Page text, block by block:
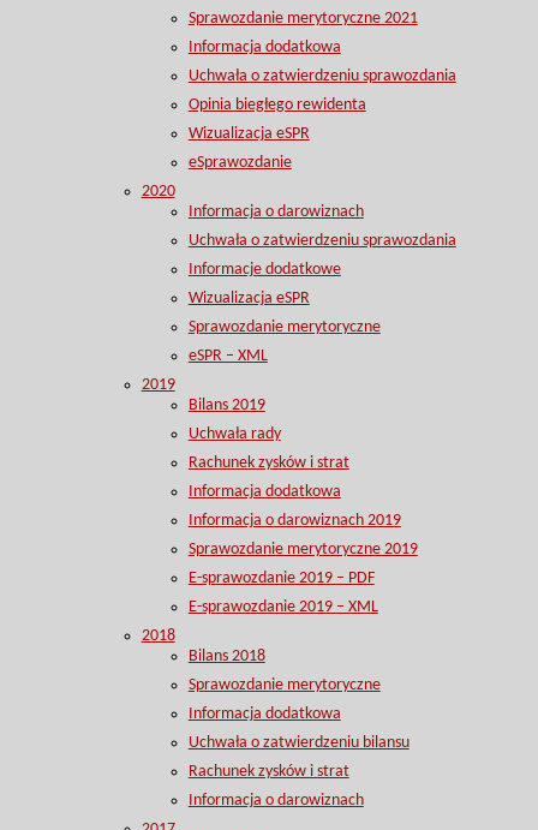
Sprawozdanie merytoryczne 2021
Informacja dodatkowa
Uchwała o zatwierdzeniu sprawozdania
Opinia biegłego rewidenta
Wizualizacja eSPR
eSprawozdanie
2020
Informacja o darowiznach
Uchwała o zatwierdzeniu sprawozdania
Informacje dodatkowe
Wizualizacja eSPR
Sprawozdanie merytoryczne
eSPR – XML
2019
Bilans 2019
Uchwała rady
Rachunek zysków i strat
Informacja dodatkowa
Informacja o darowiznach 2019
Sprawozdanie merytoryczne 2019
E-sprawozdanie 2019 – PDF
E-sprawozdanie 2019 – XML
2018
Bilans 2018
Sprawozdanie merytoryczne
Informacja dodatkowa
Uchwała o zatwierdzeniu bilansu
Rachunek zysków i strat
Informacja o darowiznach